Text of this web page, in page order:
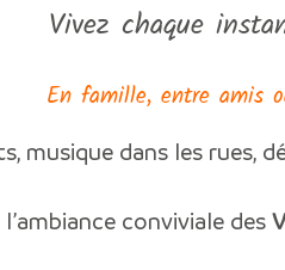
Vivez chaque
En famille, entre amis
musique dans les
conviviale des